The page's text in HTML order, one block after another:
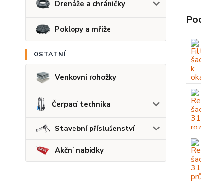
Drenáže a chráničky
Poklopy a mříže
OSTATNÍ
Venkovní rohožky
Čerpací technika
Stavební příslušenství
Akční nabídky